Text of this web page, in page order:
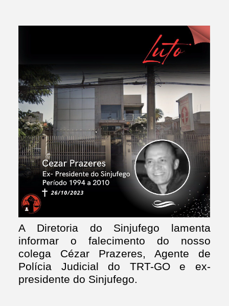
A Diretoria do Sinjufego lamenta
informar o falecimento do nosso
colega Cézar Prazeres, Agente de
Polícia Judicial do TRT-GO e ex-
presidente do Sinjufego.